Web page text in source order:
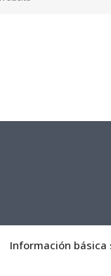
Información básica